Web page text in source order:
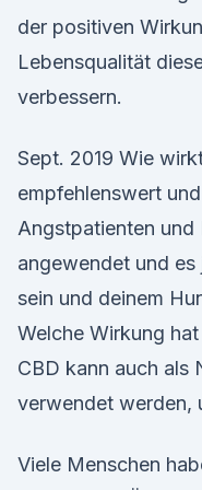
der positiven
Lebensqualität
verbessern.
Sept. 2019 Wie
empfehlenswert
Angstpatienten und
angewendet und
sein und deinem
Welche Wirkung
CBD kann auch als
verwendet werden,
Viele Menschen